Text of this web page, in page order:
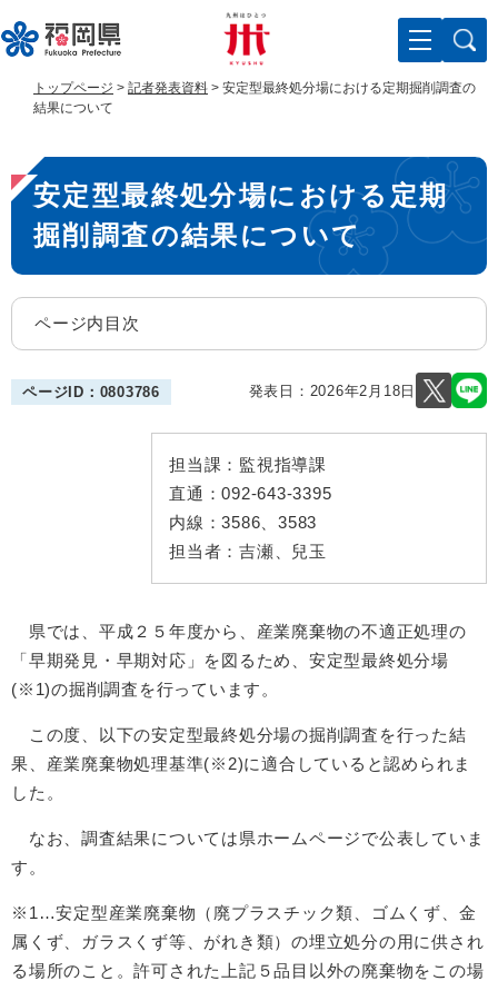
ー
ジ
す
。
ニ
ュ
し
て
へ
トップページ > 記者発表資料 > 安定型最終処分場における定期掘削調査の
結果について
本
文
安定型最終処分場における定期
掘削調査の結果について
ページ内目次
ページID：0803786 発表日： 2026年2月18日
担当課： 監視指導課
直通：092-643-3395
内線：3586、3583
担当者： 吉瀬、兒玉
県では、平成２５年度から、産業廃棄物の不適正処理の
「早期発見・早期対応」を図るため、安定型最終処分場
(※1)の掘削調査を行っています。
この度、以下の安定型最終処分場の掘削調査を行った結
果、産業廃棄物処理基準(※2)に適合していると認められま
した。
なお、調査結果については県ホームページで公表していま
す。
※1…安定型産業廃棄物（廃プラスチック類、ゴムくず、金
属くず、ガラスくず等、がれき類）の埋立処分の用に供され
る場所のこと。許可された上記５品目以外の廃棄物をこの場